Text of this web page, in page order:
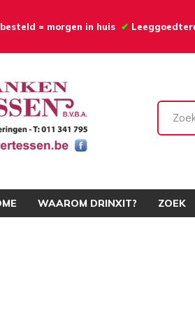
= morgen in huis ✔
WAAROM DRINXIT? ZOEK